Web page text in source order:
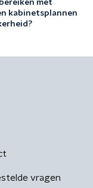
met
kabinetsplannen
vragen